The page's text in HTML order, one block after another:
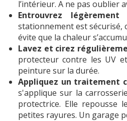
l’intérieur. A ne pas oublier
Entrouvrez
stationnement est sécurisé,
évite que la chaleur
Lavez et cirez
protecteur contre les UV
peinture sur la durée.
Appliquez un traitement
s'applique sur la
protectrice. Elle repousse
petites rayures. Un garage